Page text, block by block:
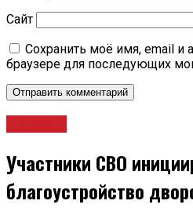
Сайт
Сохранить моё имя, email и
браузере для последующих
Участники СВО
благоустройство